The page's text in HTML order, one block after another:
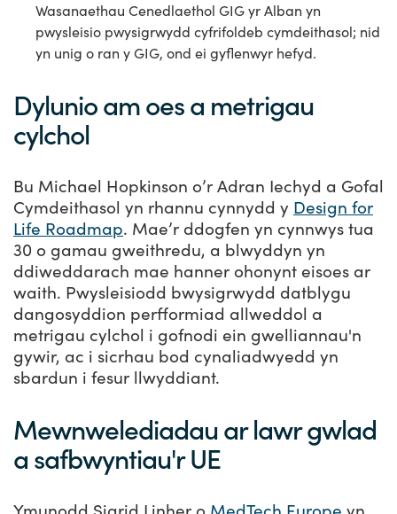
Wasanaethau Cenedlaethol GIG yr Alban yn
pwysleisio pwysigrwydd cyfrifoldeb cymdeithasol; nid
yn unig o ran y GIG, ond ei gyflenwyr hefyd.
Dylunio am oes a metrigau
cylchol
Bu Michael Hopkinson o’r Adran Iechyd a Gofal
Cymdeithasol yn rhannu cynnydd y Design for
Life Roadmap. Mae’r ddogfen yn cynnwys tua
30 o gamau gweithredu, a blwyddyn yn
ddiweddarach mae hanner ohonynt eisoes ar
waith. Pwysleisiodd bwysigrwydd datblygu
dangosyddion perfformiad allweddol a
metrigau cylchol i gofnodi ein gwelliannau'n
gywir, ac i sicrhau bod cynaliadwyedd yn
sbardun i fesur llwyddiant.
Mewnwelediadau ar lawr gwlad
a safbwyntiau'r UE